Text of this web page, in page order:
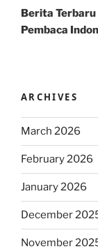
Post
Berita
Pembaca
ARCHIVES
March 2026
February 2026
January 2026
December
November